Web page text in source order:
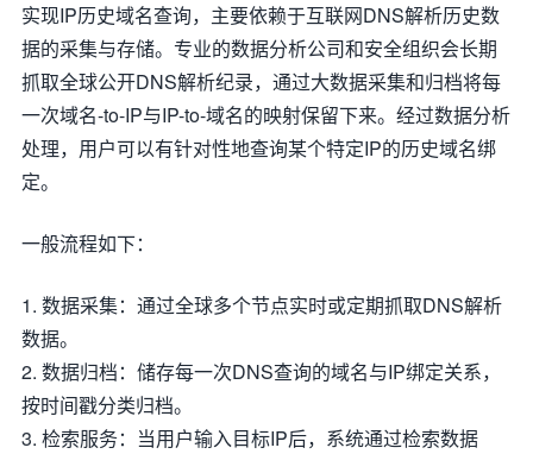
实现IP历史域名查询，主要依赖于互联网DNS解析历史数
据的采集与存储。专业的数据分析公司和安全组织会长期
抓取全球公开DNS解析纪录，通过大数据采集和归档将每
一次域名-to-IP与IP-to-域名的映射保留下来。经过数据分析
处理，用户可以有针对性地查询某个特定IP的历史域名绑
定。
一般流程如下：
1. 数据采集：通过全球多个节点实时或定期抓取DNS解析
数据。
2. 数据归档：储存每一次DNS查询的域名与IP绑定关系，
按时间戳分类归档。
3. 检索服务：当用户输入目标IP后，系统通过检索数据